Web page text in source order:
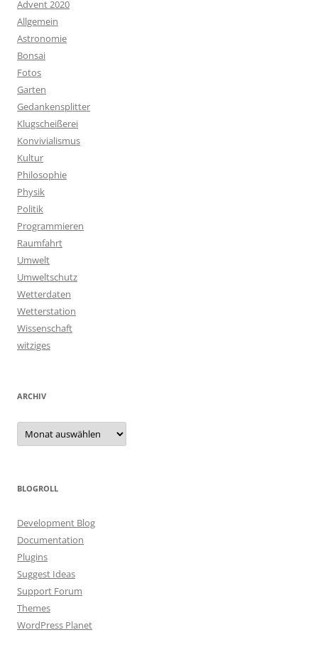
Advent 2020
Allgemein
Astronomie
Bonsai
Fotos
Garten
Gedankensplitter
Klugscheißerei
Konvivialismus
Kultur
Philosophie
Physik
Politik
Programmieren
Raumfahrt
Umwelt
Umweltschutz
Wetterdaten
Wetterstation
Wissenschaft
witziges
ARCHIV
Archiv
BLOGROLL
Development Blog
Documentation
Plugins
Suggest Ideas
Support Forum
Themes
WordPress Planet